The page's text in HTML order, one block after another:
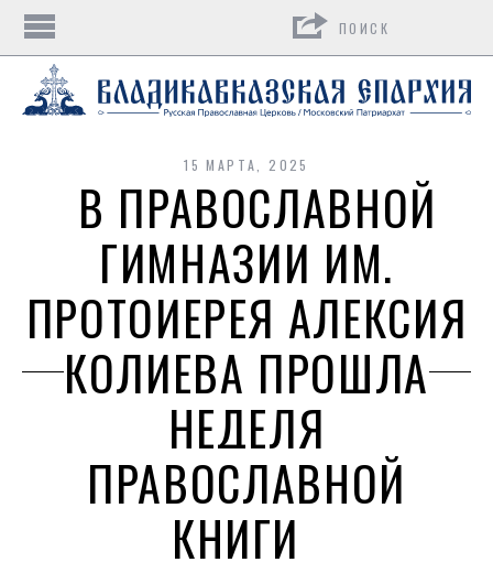
15 МАРТА, 2025
В ПРАВОСЛАВНОЙ
ГИМНАЗИИ ИМ.
ПРОТОИЕРЕЯ АЛЕКСИЯ
КОЛИЕВА ПРОШЛА
НЕДЕЛЯ
ПРАВОСЛАВНОЙ
КНИГИ